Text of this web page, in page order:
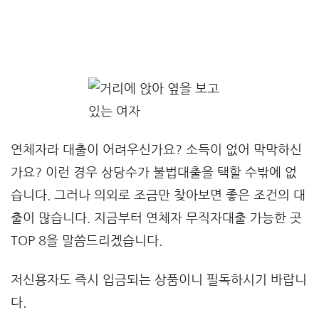
연체자라 대출이 어려우신가요? 소득이 없어 막막하신
가요? 이런 경우 상당수가 불법대출을 택할 수밖에 없
습니다. 그러나 의외로 조금만 찾아보면 좋은 조건의 대
출이 많습니다. 지금부터 연체자 무직자대출 가능한 곳
TOP 8을 말씀드리겠습니다.
저신용자도 즉시 입금되는 상품이니 필독하시기 바랍니
다.